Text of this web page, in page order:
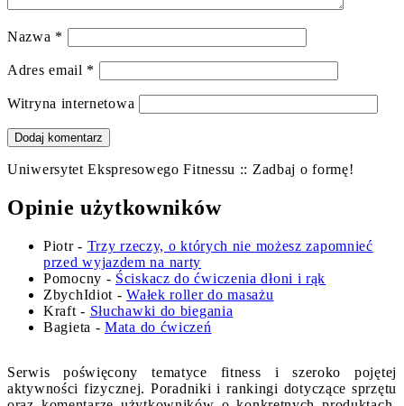
Nazwa *
Adres email *
Witryna internetowa
Uniwersytet Ekspresowego Fitnessu :: Zadbaj o formę!
Opinie użytkowników
Piotr- Trzy rzeczy, o których nie możesz zapomnieć
przed wyjazdem na narty
Pomocny - Ściskacz do ćwiczenia dłoni i rąk
ZbychIdiot -Wałek roller do masażu
Kraft - Słuchawki do biegania
Bagieta -Mata do ćwiczeń
Serwis poświęcony tematyce fitness i szeroko pojętej
aktywności fizycznej. Poradniki i rankingi dotyczące sprzętu